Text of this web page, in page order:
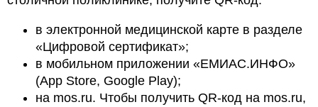
в электронной медицинской карте в разделе
«Цифровой сертификат»;
в мобильном приложении «ЕМИАС.ИНФО»
(App Store, Google Play);
на mos.ru. Чтобы получить QR-код на mos.ru,